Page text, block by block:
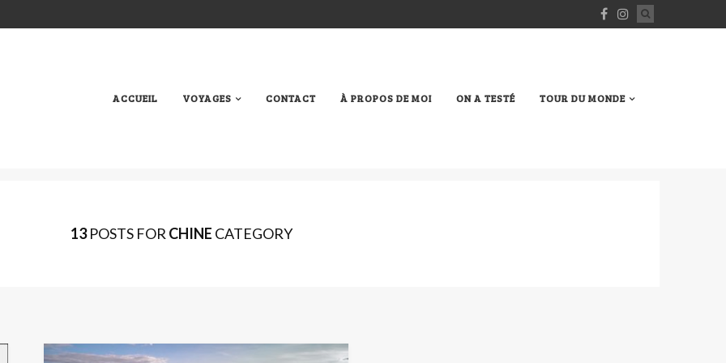
ACCUEIL VOYAGES CONTACT À PROPOS DE MOI ON A TESTÉ TOUR DU MONDE
13POSTS FOR CHINE CATEGORY